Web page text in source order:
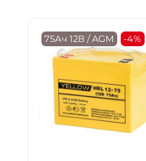
75Ач 12В / AGM -4%